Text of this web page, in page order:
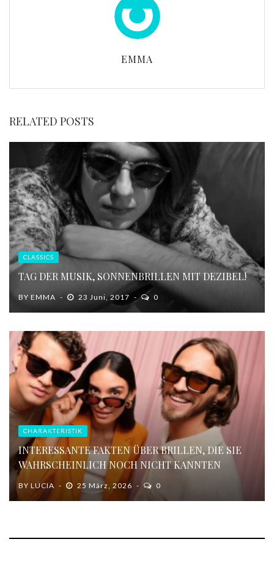
EMMA
RELATED POSTS
CLASSICS
TAG DER MUSIK, SONNENBRILLEN MIT DEZIBEL!
BY EMMA 23 Juni, 2017 0
CHARAKTERISTIK
INTERESSANTE FAKTEN ÜBER BRILLEN, DIE SIE
WAHRSCHEINLICH NOCH NICHT KANNTEN
BY LUCIA 25 März, 2026 0